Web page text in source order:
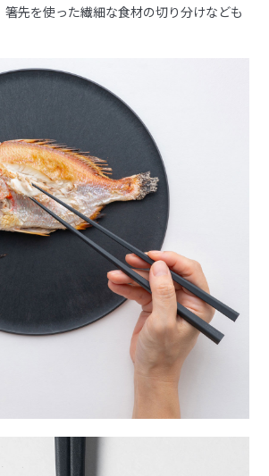
先を使った繊細な食材の切り分けなども